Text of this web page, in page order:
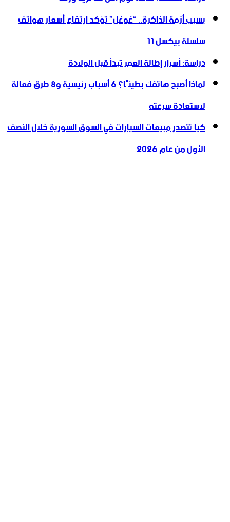
بسبب أزمة الذاكرة.. “غوغل” تؤكد ارتفاع أسعار هواتف
سلسلة بيكسل 11
دراسة: أسرار إطالة العمر تبدأ قبل الولادة
لماذا أصبح هاتفك بطيئًا؟ 6 أسباب رئيسية و8 طرق فعالة
لاستعادة سرعته
كيا تتصدر مبيعات السيارات في السوق السورية خلال النصف
الأول من عام 2026